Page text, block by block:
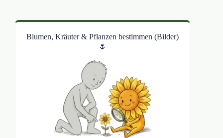
Blumen, Kräuter & Pflanzen bestimmen (Bilder)
🌷